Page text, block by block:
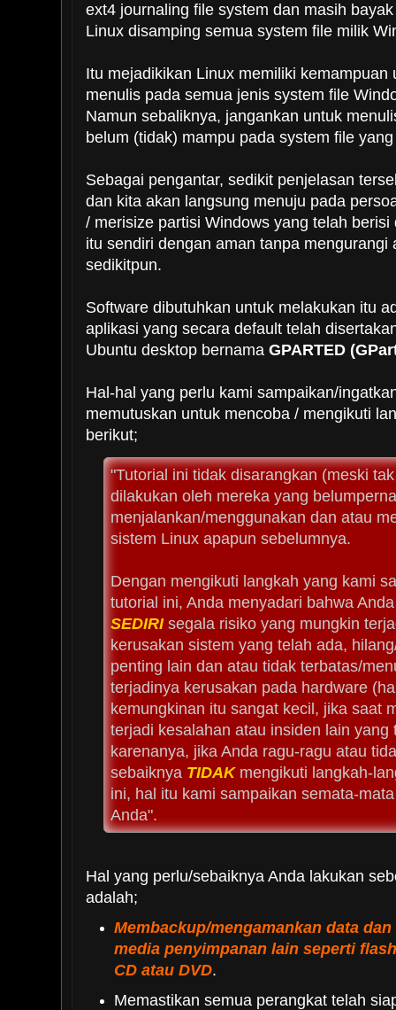
ext4 journaling file system dan masih
Linux disamping semua system file milik
Itu mejadikikan Linux memiliki kemampuan
menulis pada semua jenis system file
Namun sebaliknya, jangankan untuk
belum (tidak) mampu pada system file
Sebagai pengantar, sedikit penjelasan
dan kita akan langsung menuju pada
/ merisize partisi Windows yang telah
itu sendiri dengan aman tanpa mengurangi
sedikitpun.
Software dibutuhkan untuk melakukan itu
aplikasi yang secara default telah
Ubuntu desktop bernama GPARTED
Hal-hal yang perlu kami sampaikan/
memutuskan untuk mencoba / mengikuti
berikut;
"Tutorial ini tidak disarangkan (meski
dilakukan oleh mereka yang
menjalankan/menggunakan dan atau
sistem Linux apapun sebelumnya.
Dengan mengikuti langkah yang kami
tutorial ini, Anda menyadari bahwa
SEDIRIsegala risiko yang mungkin
kerusakan sistem yang telah ada,
penting lain dan atau tidak terbatas/
terjadinya kerusakan pada hardware
kemungkinan itu sangat kecil, jika saat
terjadi kesalahan atau insiden lain yang
karenanya, jika Anda ragu-ragu atau
sebaiknya TIDAKmengikuti langkah-
ini, hal itu kami sampaikan semata-
Anda".
Hal yang perlu/sebaiknya Anda lakukan
adalah;
Membackup/mengamankan data
media penyimpanan lain seperti
CD atau DVD.
Memastikan semua perangkat telah